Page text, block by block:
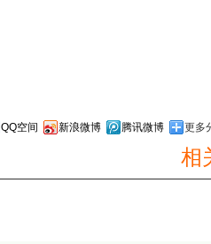
QQ空间 新浪微博 腾讯微博 更多
相